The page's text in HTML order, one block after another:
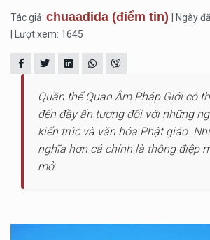
Tác giả: chuaadida (điểm tin)
| Ngày
| Lượt xem: 1645
Quần thể Quan Âm Pháp Giới có
đến đầy ấn tượng đối với những
kiến trúc và văn hóa Phật giáo.
nghĩa hơn cả chính là thông điệp
mở.